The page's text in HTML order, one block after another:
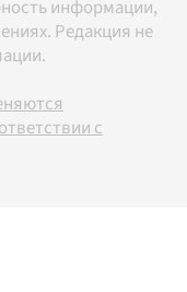
информации,
Редакция не
с